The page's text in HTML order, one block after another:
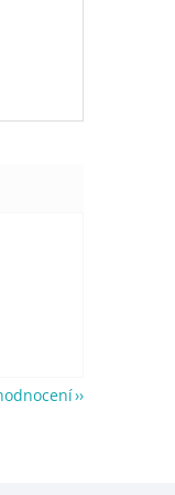
je 5 z 5 hvězdiček.